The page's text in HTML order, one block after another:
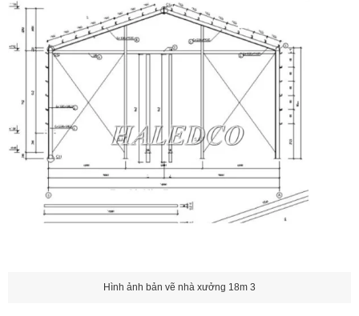
Hình ảnh bản vẽ nhà xưởng 18m 3